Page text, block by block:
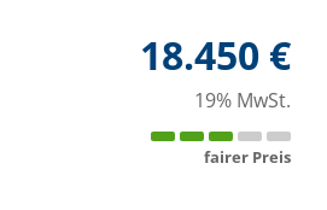
18.450 €
19% MwSt.
fairer Preis